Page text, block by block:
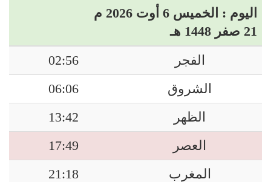
اليوم : الخميس 6 أوت 2026 م
21 صفر 1448 هـ
الفجر
02:56
الشروق
06:06
الظهر
13:42
العصر
17:49
المغرب
21:18